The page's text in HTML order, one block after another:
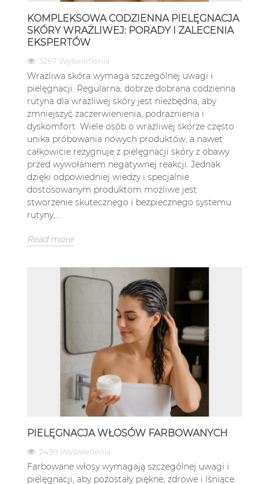
KOMPLEKSOWA CODZIENNA PIELĘGNACJA
SKÓRY WRAŻLIWEJ: PORADY I ZALECENIA
EKSPERTÓW
3267 Wyświetlenia
Wrażliwa skóra wymaga szczególnej uwagi i
pielęgnacji. Regularna, dobrze dobrana codzienna
rutyna dla wrażliwej skóry jest niezbędna, aby
zmniejszyć zaczerwienienia, podrażnienia i
dyskomfort. Wiele osób o wrażliwej skórze często
unika próbowania nowych produktów, a nawet
całkowicie rezygnuje z pielęgnacji skóry z obawy
przed wywołaniem negatywnej reakcji. Jednak
dzięki odpowiedniej wiedzy i specjalnie
dostosowanym produktom możliwe jest
stworzenie skutecznego i bezpiecznego systemu
rutyny,...
Read more
PIELĘGNACJA WŁOSÓW FARBOWANYCH
2499 Wyświetlenia
Farbowane włosy wymagają szczególnej uwagi i
pielęgnacji, aby pozostały piękne, zdrowe i lśniące.